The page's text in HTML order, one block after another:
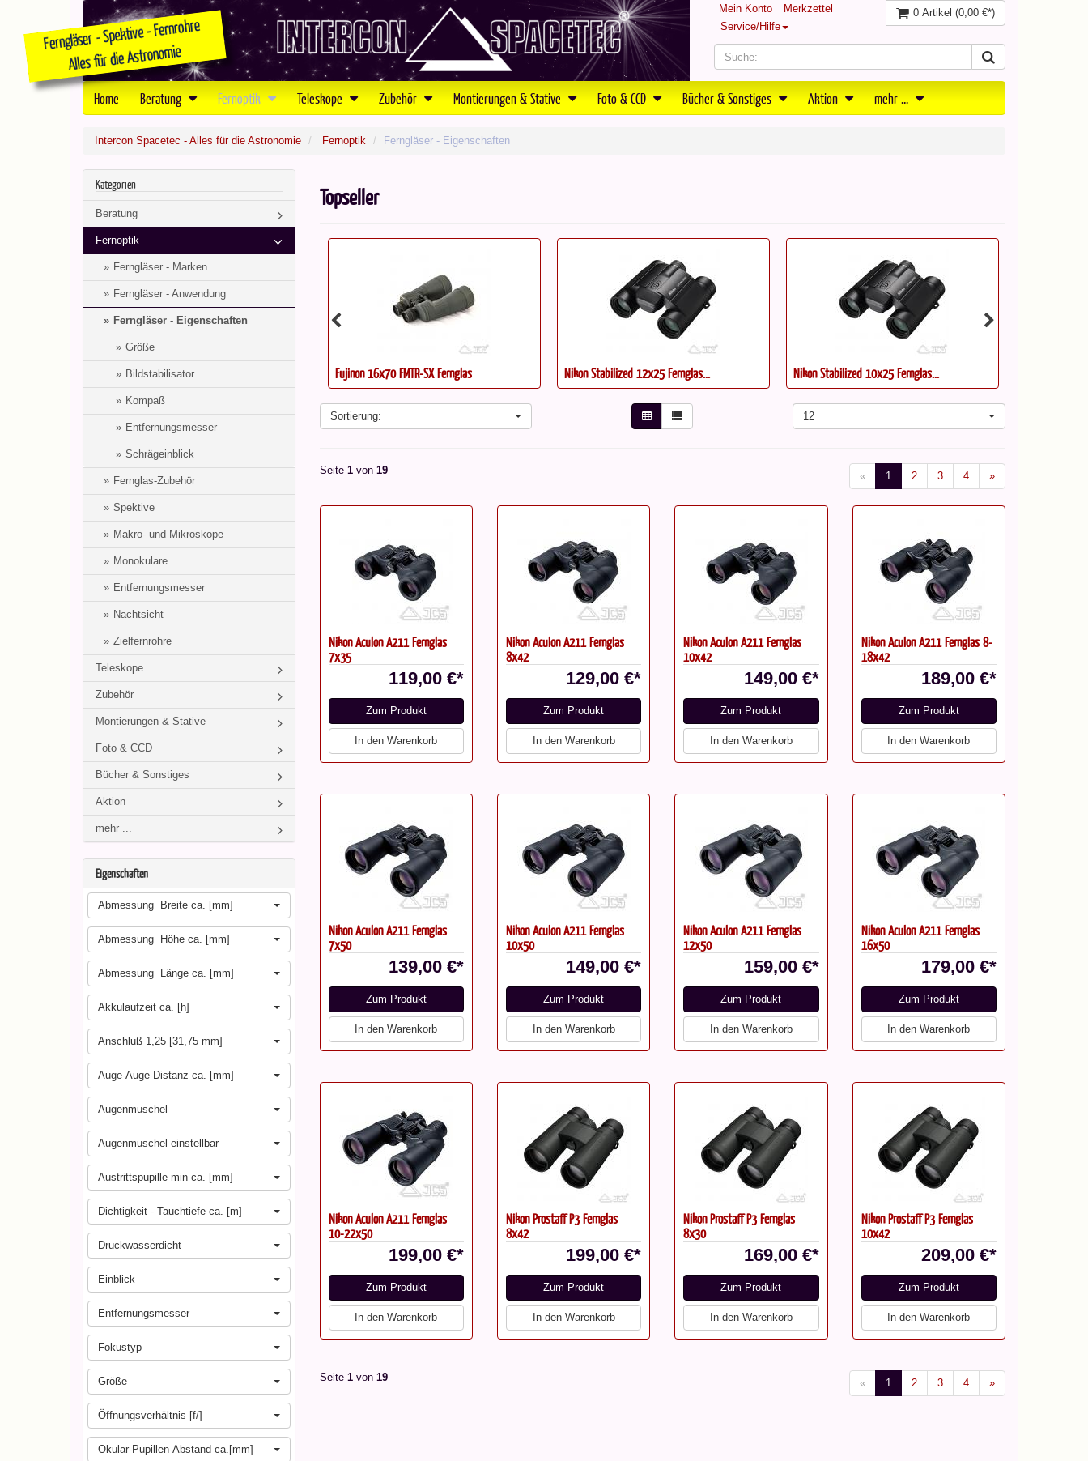
Mein Konto
Merkzettel
Service/Hilfe
0 Artikel (0,00 €*)
Home Beratung Fernoptik Teleskope Zubehör Montierungen & Stative Foto & CCD Bücher & Sonstiges Aktion mehr ...
Intercon Spacetec - Alles für die Astronomie Fernoptik Ferngläser - Eigenschaften
Kategorien
Beratung
Fernoptik
Ferngläser - Marken
Ferngläser - Anwendung
Ferngläser - Eigenschaften
Größe
Bildstabilisator
Kompaß
Entfernungsmesser
Schrägeinblick
Fernglas-Zubehör
Spektive
Makro- und Mikroskope
Monokulare
Entfernungsmesser
Nachtsicht
Zielfernrohre
Teleskope
Zubehör
Montierungen & Stative
Foto & CCD
Bücher & Sonstiges
Aktion
mehr ...
Eigenschaften
Abmessung  Breite ca. [mm]
Abmessung  Höhe ca. [mm]
Abmessung  Länge ca. [mm]
Akkulaufzeit ca. [h]
Anschluß 1,25 [31,75 mm]
Auge-Auge-Distanz ca. [mm]
Augenmuschel
Augenmuschel einstellbar
Austrittspupille min ca. [mm]
Dichtigkeit - Tauchtiefe ca. [m]
Druckwasserdicht
Einblick
Entfernungsmesser
Fokustyp
Größe
Öffnungsverhältnis [f/]
Okular-Pupillen-Abstand ca.[mm]
Topseller
Zeiss SFL 12x50 Fernglas Fujinon 16x70 FMTR-SX Fernglas Nikon Stabilized 12x25 Fernglas... Nikon Stabilized 10x25 Fernglas...
Sortierung: 12
Seite 1von 19 « 1 2 3 4 »
Nikon Aculon A211 Fernglas
7x35
119,00 €*
Zum Produkt
In den Warenkorb
Nikon Aculon A211 Fernglas
8x42
129,00 €*
Zum Produkt
In den Warenkorb
Nikon Aculon A211 Fernglas
10x42
149,00 €*
Zum Produkt
In den Warenkorb
Nikon Aculon A211 Fernglas 8-
18x42
189,00 €*
Zum Produkt
In den Warenkorb
Nikon Aculon A211 Fernglas
7x50
139,00 €*
Zum Produkt
In den Warenkorb
Nikon Aculon A211 Fernglas
10x50
149,00 €*
Zum Produkt
In den Warenkorb
Nikon Aculon A211 Fernglas
12x50
159,00 €*
Zum Produkt
In den Warenkorb
Nikon Aculon A211 Fernglas
16x50
179,00 €*
Zum Produkt
In den Warenkorb
Nikon Aculon A211 Fernglas
10-22x50
199,00 €*
Zum Produkt
In den Warenkorb
Nikon Prostaff P3 Fernglas
8x42
199,00 €*
Zum Produkt
In den Warenkorb
Nikon Prostaff P3 Fernglas
8x30
169,00 €*
Zum Produkt
In den Warenkorb
Nikon Prostaff P3 Fernglas
10x42
209,00 €*
Zum Produkt
In den Warenkorb
Seite 1von 19 « 1 2 3 4 »